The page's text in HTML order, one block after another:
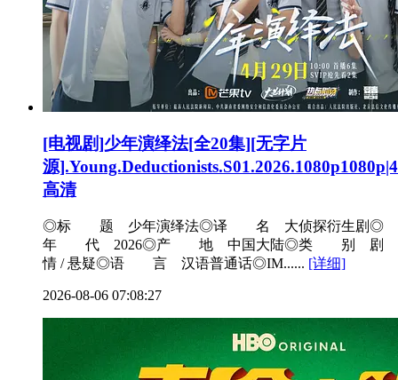
[电视剧]少年演绎法[全20集][无字片
源
高清
◎标 题 少年演绎法◎译 名 大侦探衍生剧◎
年 代 2026◎产 地 中国大陆◎类 别 剧
情 / 悬疑◎语 言 汉语普通话◎IM...... [详细]
2026-08-06 07:08:27